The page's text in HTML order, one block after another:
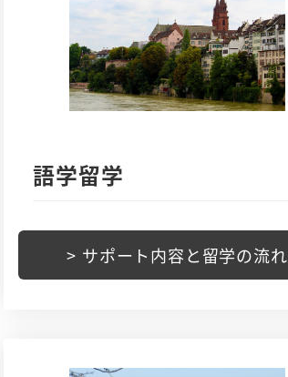
語学留学
> サポート内容と留学の流れ